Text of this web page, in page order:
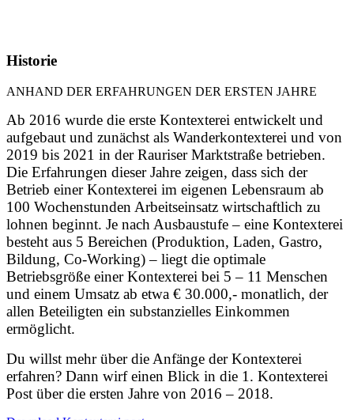
Historie
ANHAND DER ERFAHRUNGEN DER ERSTEN JAHRE
Ab 2016 wurde die erste Kontexterei entwickelt und
aufgebaut und zunächst als Wanderkontexterei und von
2019 bis 2021 in der Rauriser Marktstraße betrieben.
Die Erfahrungen dieser Jahre zeigen, dass sich der
Betrieb einer Kontexterei im eigenen Lebensraum ab
100 Wochenstunden Arbeitseinsatz wirtschaftlich zu
lohnen beginnt. Je nach Ausbaustufe – eine Kontexterei
besteht aus 5 Bereichen (Produktion, Laden, Gastro,
Bildung, Co-Working) – liegt die optimale
Betriebsgröße einer Kontexterei bei 5 – 11 Menschen
und einem Umsatz ab etwa € 30.000,- monatlich, der
allen Beteiligten ein substanzielles Einkommen
ermöglicht.
Du willst mehr über die Anfänge der Kontexterei
erfahren? Dann wirf einen Blick in die 1. Kontexterei
Post über die ersten Jahre von 2016 – 2018.